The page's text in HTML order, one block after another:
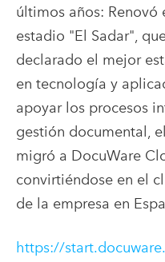
últimos años: Renovó
estadio "El Sadar",
declarado el mejor
en tecnología y
apoyar los procesos
gestión documental,
migró a DocuWare
convirtiéndose en el
de la empresa en
https://